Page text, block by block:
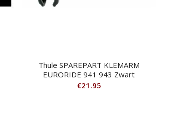
Thule SPAREPART KLEMARM
EURORIDE 941 943 Zwart
€21.95